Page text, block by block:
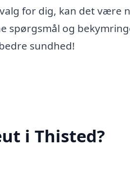
for dig, kan det være
spørgsmål og
sundhed!
i Thisted?